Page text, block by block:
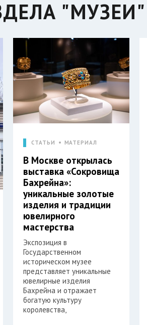
"МУЗЕИ"
СТАТЬИ МАТЕРИАЛ
В Москве открылась
выставка «Сокровища
Бахрейна»:
уникальные золотые
изделия и традиции
ювелирного
мастерства
Экспозиция в
Государственном
историческом музее
представляет уникальные
ювелирные изделия
Бахрейна и отражает
богатую культуру
королевства,